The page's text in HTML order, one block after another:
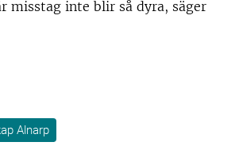
misstag inte blir så dyra, säger
Alnarp